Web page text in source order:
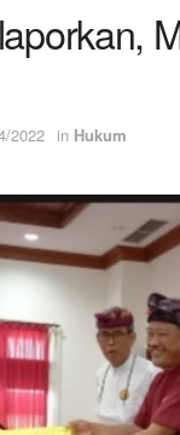
2022 in Hukum